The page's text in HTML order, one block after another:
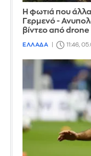
Η φωτιά που
Γερμενό -
βίντεο από drone
ΕΛΛΑΔΑ 11:46,